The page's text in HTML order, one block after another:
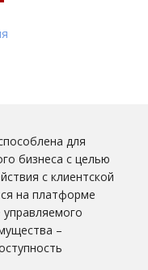
для
бизнеса с целью
с клиентской
на платформе
управляемого
–